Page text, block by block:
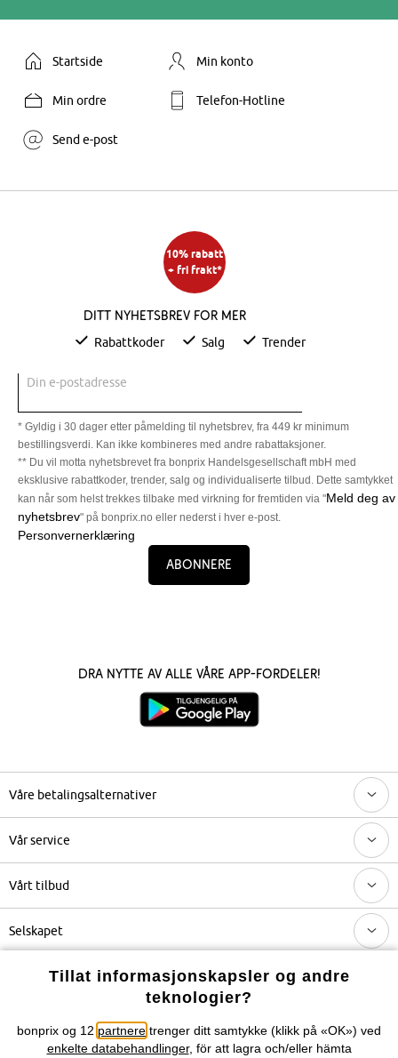
Startside Min konto
Min ordre Telefon-Hotline
Send e-post
10% rabatt
+ fri frakt*
Ditt nyhetsbrev for mer
Rabattkoder Salg Trender
Din e-postadresse
* Gyldig i 30 dager etter påmelding til nyhetsbrev, fra 449 kr minimum
bestillingsverdi. Kan ikke kombineres med andre rabattaksjoner.
** Du vil motta nyhetsbrevet fra bonprix Handelsgesellschaft mbH med
eksklusive rabattkoder, trender, salg og individualiserte tilbud. Dette samtykket
kan når som helst trekkes tilbake med virkning for fremtiden via "Meld deg av
nyhetsbrev" på bonprix.no eller nederst i hver e-post.
Personvernerklæring
Abonnere
Dra nytte av alle våre app-fordeler!
Våre betalingsalternativer
Vår service
Vårt tilbud
Selskapet
Topkategorier / Sesongvarer
Du kan også finne oss på
Tillat informasjonskapsler og andre
teknologier?
bonprix og 12 partnere trenger ditt samtykke (klikk på «OK») ved
enkelte databehandlinger, för att lagra och/eller hämta